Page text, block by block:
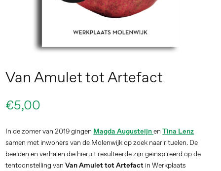
Van Amulet tot Artefact
€5,00
In de zomer van 2019 gingen Magda AugusteijnenTina Lenz
samen met inwoners van de Molenwijk op zoek naar rituelen. De
beelden en verhalen die hieruit resulteerde zijn geïnspireerd op de
tentoonstelling vanVan Amulet tot Artefact in Werkplaats